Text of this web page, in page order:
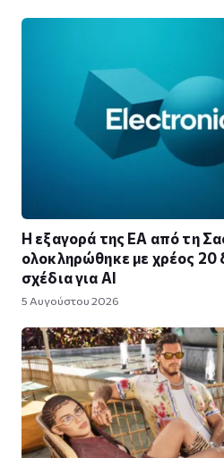
Η εξαγορά της EA από τη
ολοκληρώθηκε με χρέος 20
σχέδια για AI
5 Αυγούστου 2026